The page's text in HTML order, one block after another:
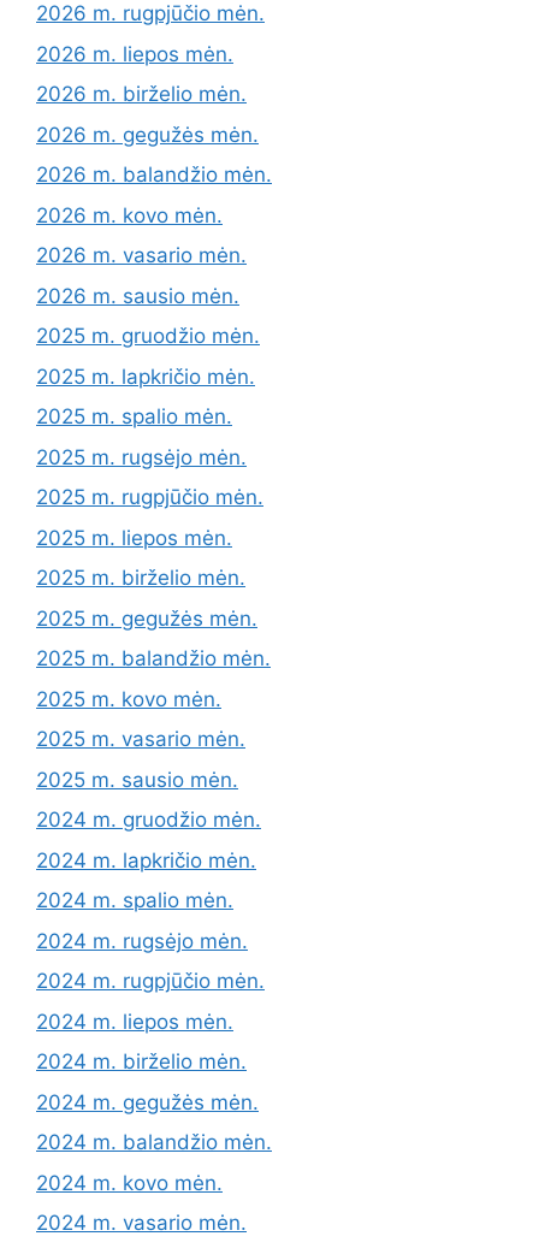
2026 m. rugpjūčio mėn.
2026 m. liepos mėn.
2026 m. birželio mėn.
2026 m. gegužės mėn.
2026 m. balandžio mėn.
2026 m. kovo mėn.
2026 m. vasario mėn.
2026 m. sausio mėn.
2025 m. gruodžio mėn.
2025 m. lapkričio mėn.
2025 m. spalio mėn.
2025 m. rugsėjo mėn.
2025 m. rugpjūčio mėn.
2025 m. liepos mėn.
2025 m. birželio mėn.
2025 m. gegužės mėn.
2025 m. balandžio mėn.
2025 m. kovo mėn.
2025 m. vasario mėn.
2025 m. sausio mėn.
2024 m. gruodžio mėn.
2024 m. lapkričio mėn.
2024 m. spalio mėn.
2024 m. rugsėjo mėn.
2024 m. rugpjūčio mėn.
2024 m. liepos mėn.
2024 m. birželio mėn.
2024 m. gegužės mėn.
2024 m. balandžio mėn.
2024 m. kovo mėn.
2024 m. vasario mėn.